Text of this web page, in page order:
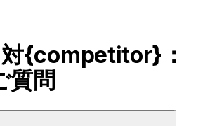
{competitor}：
質問